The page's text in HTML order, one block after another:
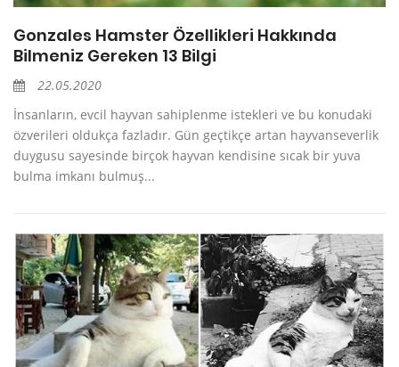
Gonzales Hamster Özellikleri Hakkında
Bilmeniz Gereken 13 Bilgi
22.05.2020
İnsanların, evcil hayvan sahiplenme istekleri ve bu konudaki
özverileri oldukça fazladır. Gün geçtikçe artan hayvanseverlik
duygusu sayesinde birçok hayvan kendisine sıcak bir yuva
bulma imkanı bulmuş...